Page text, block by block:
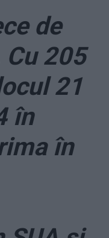
de
205
21
în
în